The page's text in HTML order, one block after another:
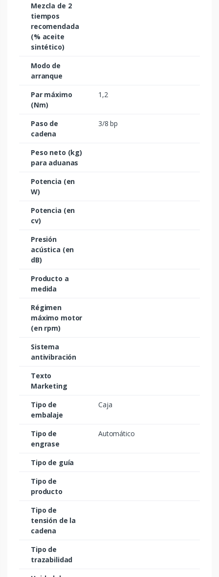
Mezcla de 2
tiempos
recomendada
(% aceite
sintético)
Modo de
arranque
Par máximo
(Nm)
1,2
Paso de
cadena
3/8 bp
Peso neto (kg)
para aduanas
Potencia (en
W)
Potencia (en
cv)
Presión
acústica (en
dB)
Producto a
medida
Régimen
máximo motor
(en rpm)
Sistema
antivibración
Texto
Marketing
Tipo de
embalaje
Caja
Tipo de
engrase
Automático
Tipo de guía
Tipo de
producto
Tipo de
tensión de la
cadena
Tipo de
trazabilidad